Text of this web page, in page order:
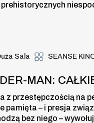
Sala SEANSE
MAN:
MAN:
z przestępczością na
pamięta – i presja
bez niego –